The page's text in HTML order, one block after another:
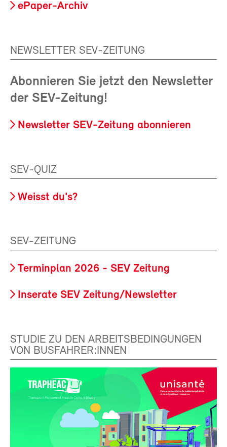
ePaper-Archiv
NEWSLETTER SEV-ZEITUNG
Abonnieren Sie jetzt den Newsletter
der SEV-Zeitung!
Newsletter SEV-Zeitung abonnieren
SEV-QUIZ
Weisst du's?
SEV-ZEITUNG
Terminplan 2026 - SEV Zeitung
Inserate SEV Zeitung/Newsletter
STUDIE ZU DEN ARBEITSBEDINGUNGEN
VON BUSFAHRER:INNEN